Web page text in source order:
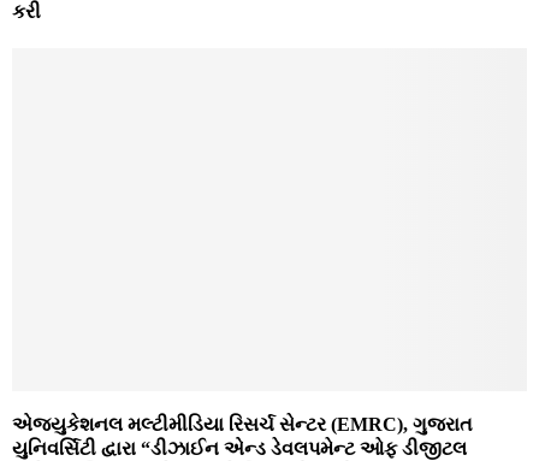
કરી
એજ્યુકેશનલ મલ્ટીમીડિયા રિસર્ચ સેન્ટર (EMRC), ગુજરાત
યુનિવર્સિટી દ્વારા “ડીઝાઈન એન્ડ ડેવલપમેન્ટ ઓફ ડીજીટલ